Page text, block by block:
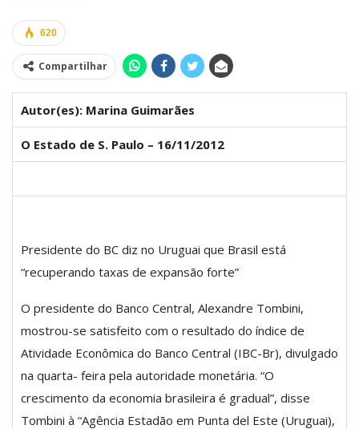
620
Compartilhar
Autor(es): Marina Guimarães
O Estado de S. Paulo – 16/11/2012
Presidente do BC diz no Uruguai que Brasil está
“recuperando taxas de expansão forte”
O presidente do Banco Central, Alexandre Tombini,
mostrou-se satisfeito com o resultado do índice de
Atividade Econômica do Banco Central (IBC-Br), divulgado
na quarta- feira pela autoridade monetária. “O
crescimento da economia brasileira é gradual”, disse
Tombini à “Agência Estadão em Punta del Este (Uruguai),